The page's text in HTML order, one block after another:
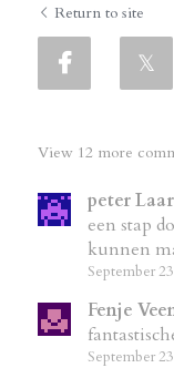
Return to site
View 12 more
peter
een stap
kunnen
September
Fenje
September